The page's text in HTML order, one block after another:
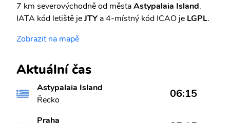
7 km severovýchodně od městaAstypalaia Island.
IATA kód letiště jeJTY a 4-místný kód ICAO je LGPL.
Zobrazit na mapě
Aktuální čas
Astypalaia Island
Řecko
06:15
Praha